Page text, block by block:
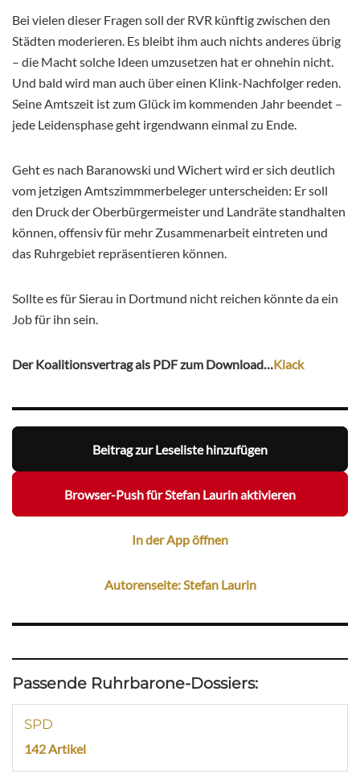
Bei vielen dieser Fragen soll der RVR künftig zwischen den
Städten moderieren. Es bleibt ihm auch nichts anderes übrig
– die Macht solche Ideen umzusetzen hat er ohnehin nicht.
Und bald wird man auch über einen Klink-Nachfolger reden.
Seine Amtszeit ist zum Glück im kommenden Jahr beendet –
jede Leidensphase geht irgendwann einmal zu Ende.
Geht es nach Baranowski und Wichert wird er sich deutlich
vom jetzigen Amtszimmmerbeleger unterscheiden: Er soll
den Druck der Oberbürgermeister und Landräte standhalten
können, offensiv für mehr Zusammenarbeit eintreten und
das Ruhrgebiet repräsentieren können.
Sollte es für Sierau in Dortmund nicht reichen könnte da ein
Job für ihn sein.
Der Koalitionsvertrag als PDF zum Download…Klack
Beitrag zur Leseliste hinzufügen
Browser-Push für Stefan Laurin aktivieren
In der App öffnen
Autorenseite: Stefan Laurin
Passende Ruhrbarone-Dossiers:
SPD
142 Artikel